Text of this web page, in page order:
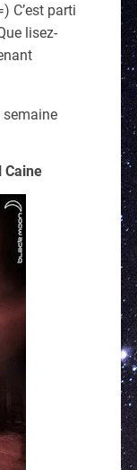
C’est parti
lisez-
semaine
Caine